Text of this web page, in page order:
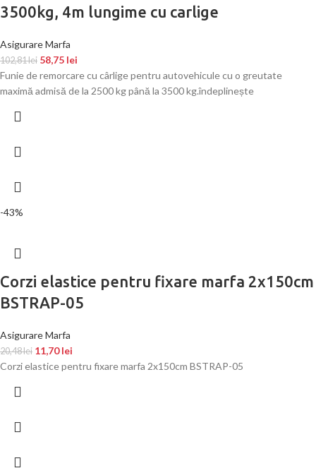
3500kg, 4m lungime cu carlige
Asigurare Marfa
102,81lei 58,75 lei
Funie de remorcare cu cârlige pentru autovehicule cu o greutate
maximă admisă de la 2500 kg până la 3500 kg.îndeplinește
-43%
Corzi elastice pentru fixare marfa 2x150cm
BSTRAP-05
Asigurare Marfa
20,48lei 11,70lei
Corzi elastice pentru fixare marfa 2x150cm BSTRAP-05